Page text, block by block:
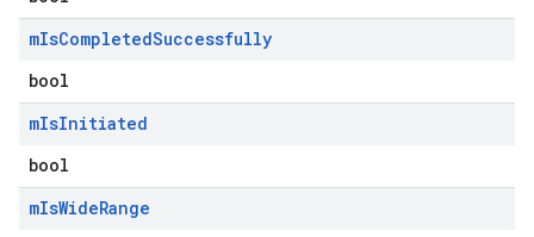
mIsCompletedSuccessfully
bool
mIsInitiated
bool
mIsWideRange